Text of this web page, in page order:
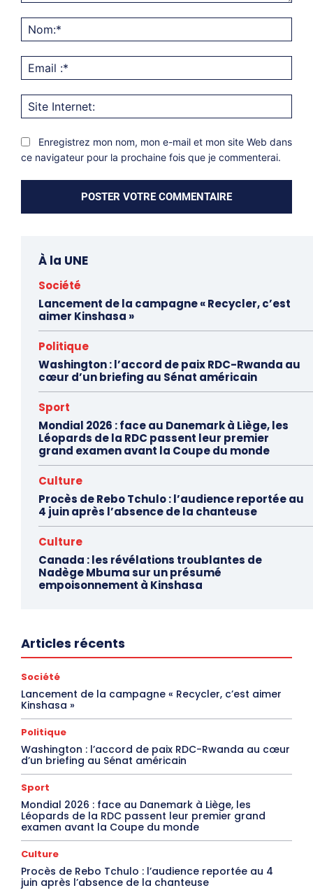
:*
Enregistrez mon nom, mon e-mail et mon site Web dans
ce navigateur pour la prochaine fois que je commenterai.
À la UNE
Société
Lancement de la campagne « Recycler, c’est
aimer Kinshasa »
Politique
Washington : l’accord de paix RDC-Rwanda au
cœur d’un briefing au Sénat américain
Sport
Mondial 2026 : face au Danemark à Liège, les
Léopards de la RDC passent leur premier
grand examen avant la Coupe du monde
Culture
Procès de Rebo Tchulo : l’audience reportée au
4 juin après l’absence de la chanteuse
Culture
Canada : les révélations troublantes de
Nadège Mbuma sur un présumé
empoisonnement à Kinshasa
Articles récents
Société
Lancement de la campagne « Recycler, c’est aimer
Kinshasa »
Politique
Washington : l’accord de paix RDC-Rwanda au cœur
d’un briefing au Sénat américain
Sport
Mondial 2026 : face au Danemark à Liège, les
Léopards de la RDC passent leur premier grand
examen avant la Coupe du monde
Culture
Procès de Rebo Tchulo : l’audience reportée au 4
juin après l’absence de la chanteuse